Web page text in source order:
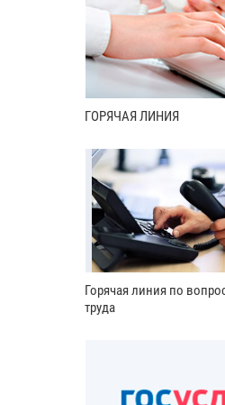
ГОРЯЧАЯ ЛИНИЯ
Горячая линия по
труда